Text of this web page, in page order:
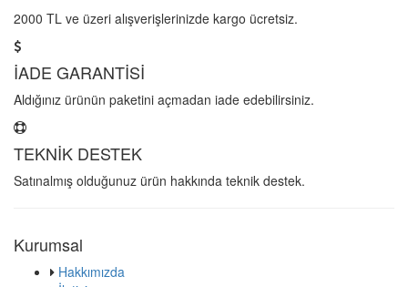
2000 TL ve üzeri alışverişlerinizde kargo ücretsiz.
İADE GARANTİSİ
Aldığınız ürünün paketini açmadan iade edebilirsiniz.
TEKNİK DESTEK
Satınalmış olduğunuz ürün hakkında teknik destek.
Kurumsal
Hakkımızda